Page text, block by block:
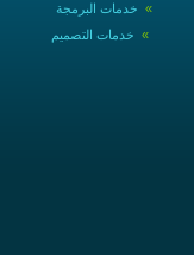
» خدمات البرمجة
» خدمات التصميم